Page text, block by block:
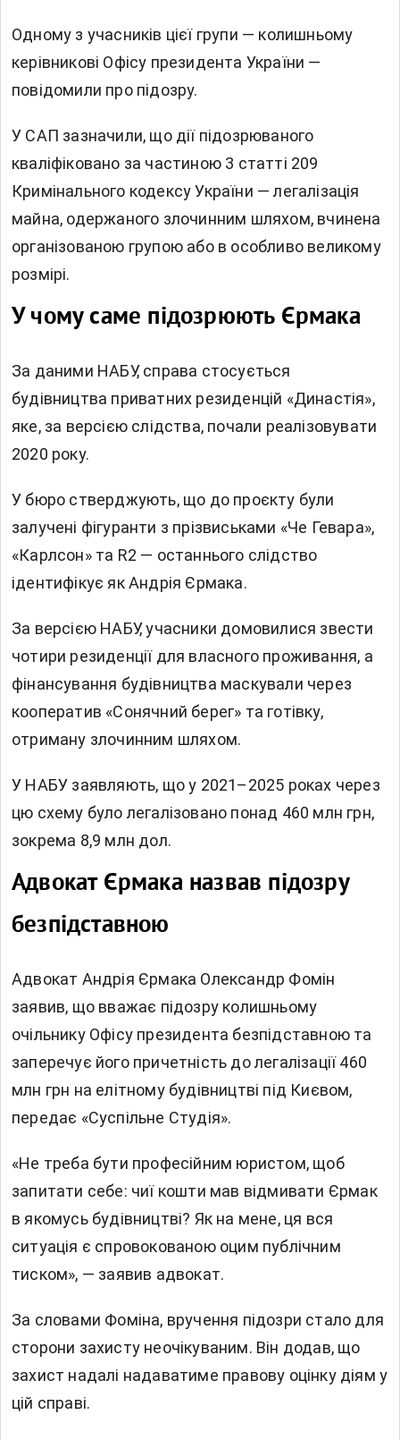
Одному з учасників цієї групи — колишньому
керівникові Офісу президента України —
повідомили про підозру.
У САП зазначили, що дії підозрюваного
кваліфіковано за частиною 3 статті 209
Кримінального кодексу України — легалізація
майна, одержаного злочинним шляхом, вчинена
організованою групою або в особливо великому
розмірі.
У чому саме підозрюють Єрмака
За даними НАБУ, справа стосується
будівництва приватних резиденцій «Династія»,
яке, за версією слідства, почали реалізовувати
2020 року.
У бюро стверджують, що до проєкту були
залучені фігуранти з прізвиськами «Че Гевара»,
«Карлсон» та R2 — останнього слідство
ідентифікує як Андрія Єрмака.
За версією НАБУ, учасники домовилися звести
чотири резиденції для власного проживання, а
фінансування будівництва маскували через
кооператив «Сонячний берег» та готівку,
отриману злочинним шляхом.
У НАБУ заявляють, що у 2021–2025 роках через
цю схему було легалізовано понад 460 млн грн,
зокрема 8,9 млн дол.
Адвокат Єрмака назвав підозру
безпідставною
Адвокат Андрія Єрмака Олександр Фомін
заявив, що вважає підозру колишньому
очільнику Офісу президента безпідставною та
заперечує його причетність до легалізації 460
млн грн на елітному будівництві під Києвом,
передає «Суспільне Студія».
«Не треба бути професійним юристом, щоб
запитати себе: чиї кошти мав відмивати Єрмак
в якомусь будівництві? Як на мене, ця вся
ситуація є спровокованою оцим публічним
тиском», — заявив адвокат.
За словами Фоміна, вручення підозри стало для
сторони захисту неочікуваним. Він додав, що
захист надалі надаватиме правову оцінку діям у
цій справі.